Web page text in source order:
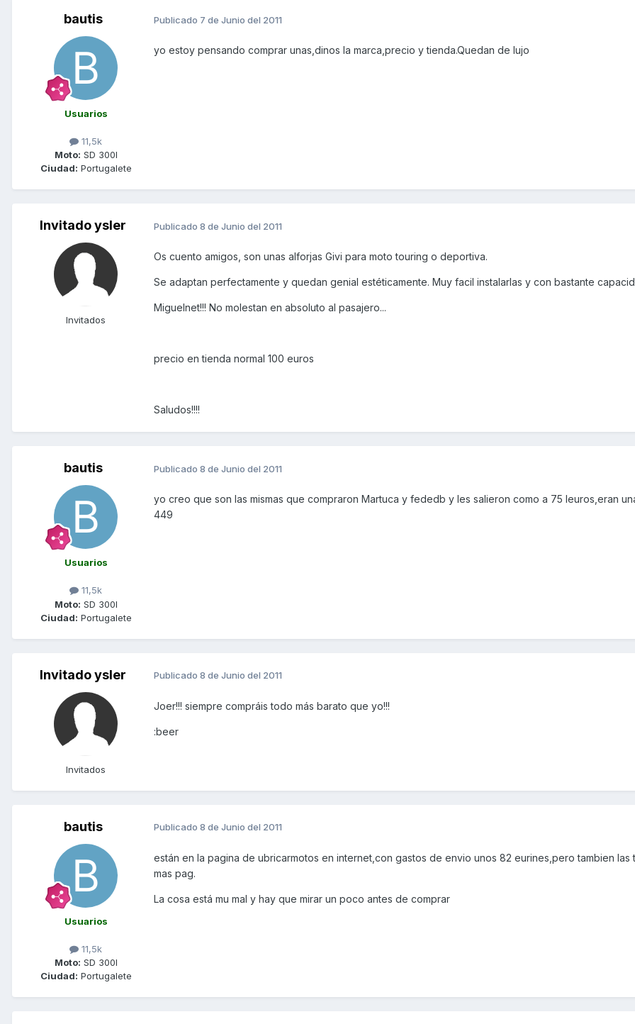
bautis
Usuarios
11,5k
Moto: SD 300I
Ciudad: Portugalete
Publicado 7 de Junio del 2011
yo estoy pensando comprar unas,dinos la marca,precio y tienda.Quedan de lujo
Invitado ysler
Invitados
Publicado 8 de Junio del 2011
Os cuento amigos, son unas alforjas Givi para moto touring o deportiva.
Se adaptan perfectamente y quedan genial estéticamente. Muy facil instalarlas y con bastante
Miguelnet!!! No molestan en absoluto al pasajero...
precio en tienda normal 100 euros
Saludos!!!!
bautis
Usuarios
11,5k
Moto: SD 300I
Ciudad: Portugalete
Publicado 8 de Junio del 2011
yo creo que son las mismas que compraron Martuca y fededb y les salieron como a 75 leuros,eran
449
Invitado ysler
Invitados
Publicado 8 de Junio del 2011
Joer!!! siempre compráis todo más barato que yo!!!
:beer
bautis
Usuarios
11,5k
Moto: SD 300I
Ciudad: Portugalete
Publicado 8 de Junio del 2011
están en la pagina de ubricarmotos en internet,con gastos de envio unos 82 eurines,pero tambien las
mas pag.
La cosa está mu mal y hay que mirar un poco antes de comprar